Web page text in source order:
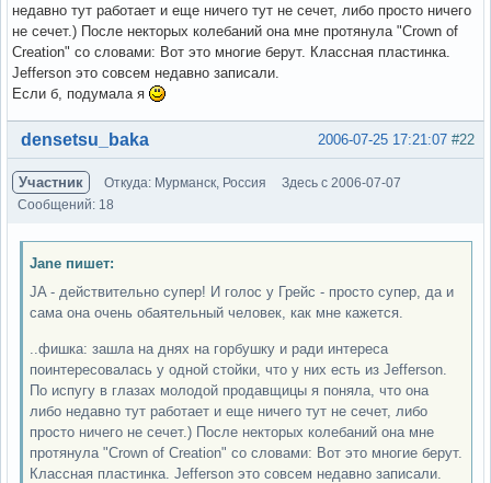
недавно тут работает и еще ничего тут не сечет, либо просто ничего
не сечет.) После некторых колебаний она мне протянула "Crown of
Creation" со словами: Вот это многие берут. Классная пластинка.
Jefferson это совсем недавно записали.
Если б, подумала я
Вне форума #22
2006-07-25 17:21:07
densetsu_baka
Участник Откуда: Мурманск, Россия
Здесь с 2006-07-07
Сообщений: 18
Jane пишет:
JA - действительно супер! И голос у Грейс - просто супер, да и
сама она очень обаятельный человек, как мне кажется.
..фишка: зашла на днях на горбушку и ради интереса
поинтересовалась у одной стойки, что у них есть из Jefferson.
По испугу в глазах молодой продавщицы я поняла, что она
либо недавно тут работает и еще ничего тут не сечет, либо
просто ничего не сечет.) После некторых колебаний она мне
протянула "Crown of Creation" со словами: Вот это многие берут.
Классная пластинка. Jefferson это совсем недавно записали.